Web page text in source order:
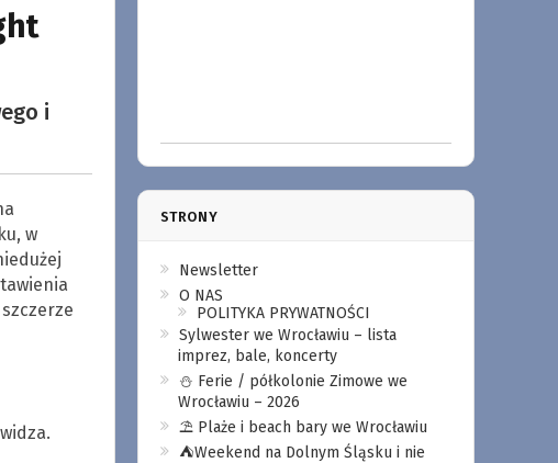
i
w
STRONY
Newsletter
O NAS
POLITYKA PRYWATNOŚCI
Sylwester we Wrocławiu – lista
imprez, bale, koncerty
⛄️ Ferie / półkolonie Zimowe we
Wrocławiu – 2026
⛱️ Plaże i beach bary we Wrocławiu
⛺️Weekend na Dolnym Śląsku i nie